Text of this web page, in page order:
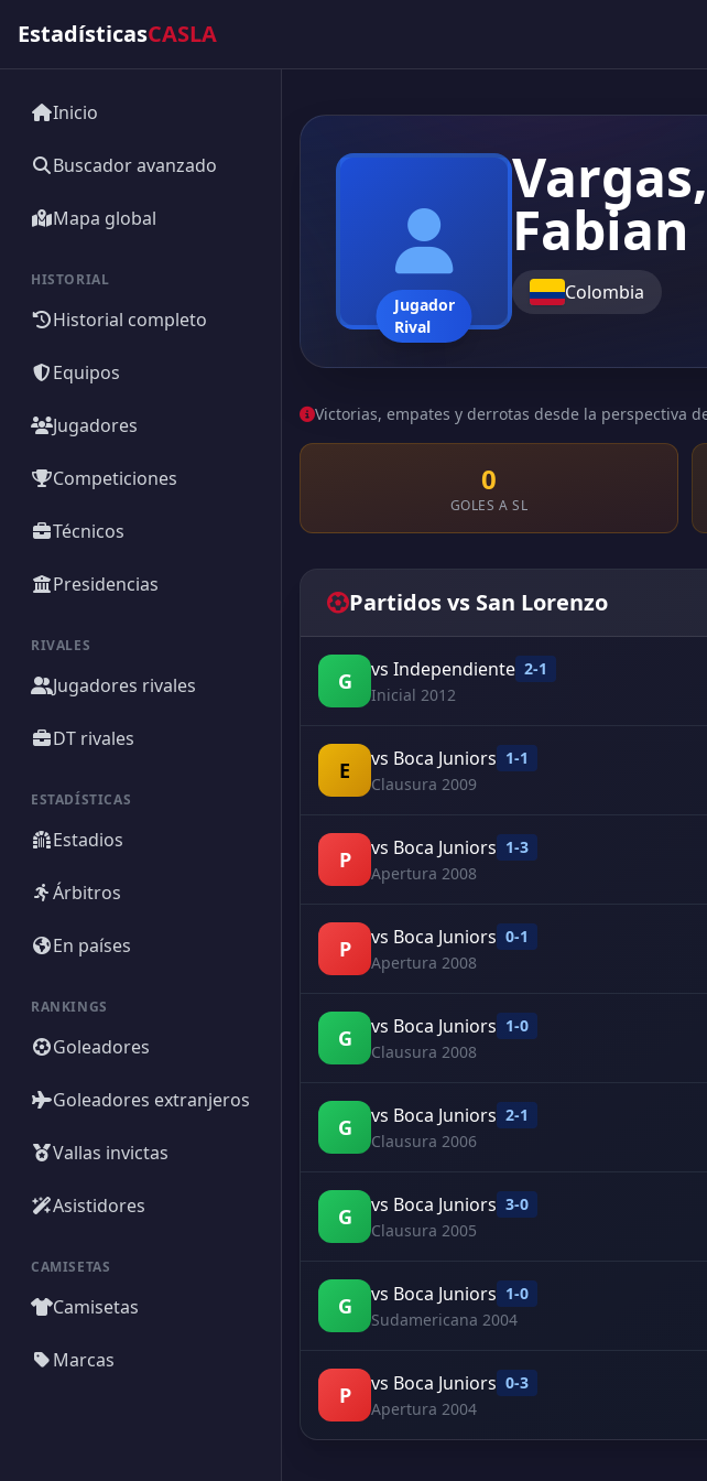
EstadísticasCASLA
Inicio
Buscador avanzado
Mapa global
HISTORIAL
Historial completo
Equipos
Jugadores
Competiciones
Técnicos
Presidencias
RIVALES
Jugadores rivales
DT rivales
ESTADÍSTICAS
Estadios
Árbitros
En países
RANKINGS
Goleadores
Goleadores extranjeros
Vallas invictas
Asistidores
CAMISETAS
Camisetas
Marcas
Jugador
Rival
Vargas,
Fabian
Colombia
Victorias, empates y derrotas desde la perspectiva
0
GOLES A SL
Partidos vs San Lorenzo
G vs Independiente 2-1
Inicial 2012
E vs Boca Juniors 1-1
Clausura 2009
P vs Boca Juniors 1-3
Apertura 2008
P vs Boca Juniors 0-1
Apertura 2008
G vs Boca Juniors 1-0
Clausura 2008
G vs Boca Juniors 2-1
Clausura 2006
G vs Boca Juniors 3-0
Clausura 2005
G vs Boca Juniors 1-0
Sudamericana 2004
P vs Boca Juniors 0-3
Apertura 2004